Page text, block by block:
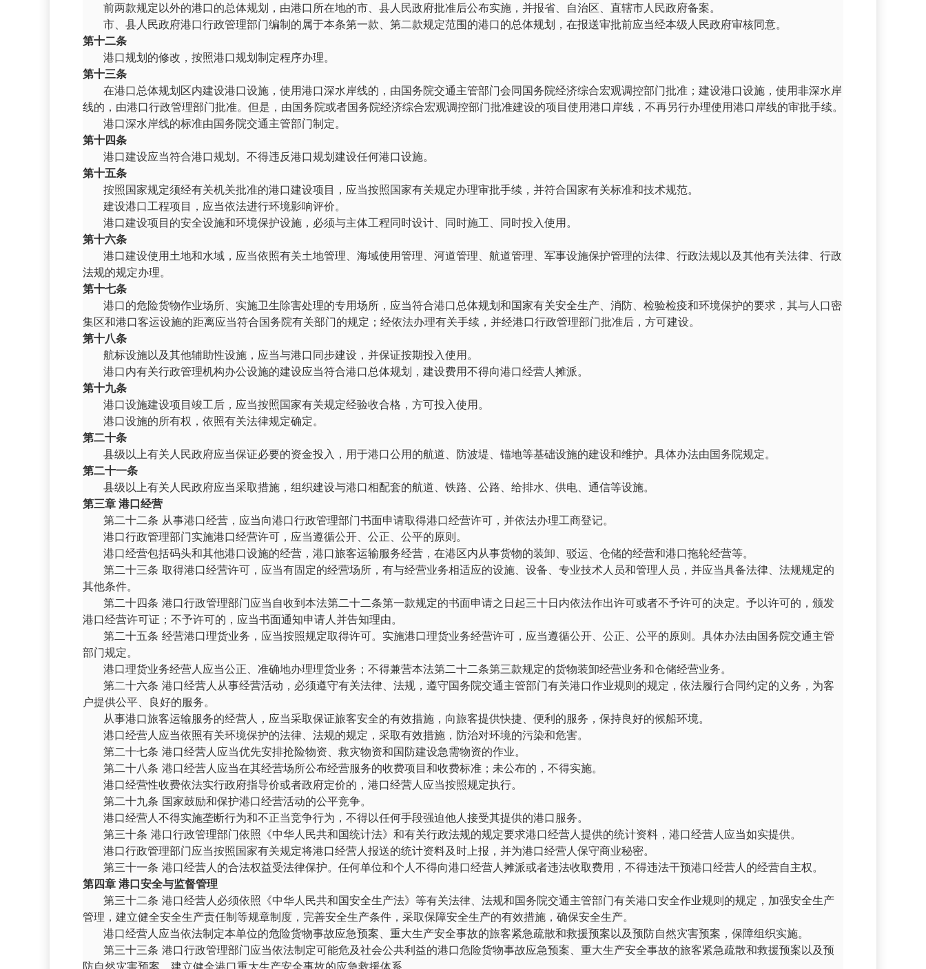
前两款规定以外的港口的总体规划，由港口所在地的市、县人民政府批准后公布实施，并报省、自治区、直辖市人民政府备案。
市、县人民政府港口行政管理部门编制的属于本条第一款、第二款规定范围的港口的总体规划，在报送审批前应当经本级人民政府审核同意。
第十二条
港口规划的修改，按照港口规划制定程序办理。
第十三条
在港口总体规划区内建设港口设施，使用港口深水岸线的，由国务院交通主管部门会同国务院经济综合宏观调控部门批准；建设港口设施，使用非深水岸
线的，由港口行政管理部门批准。但是，由国务院或者国务院经济综合宏观调控部门批准建设的项目使用港口岸线，不再另行办理使用港口岸线的审批手续。
港口深水岸线的标准由国务院交通主管部门制定。
第十四条
港口建设应当符合港口规划。不得违反港口规划建设任何港口设施。
第十五条
按照国家规定须经有关机关批准的港口建设项目，应当按照国家有关规定办理审批手续，并符合国家有关标准和技术规范。
建设港口工程项目，应当依法进行环境影响评价。
港口建设项目的安全设施和环境保护设施，必须与主体工程同时设计、同时施工、同时投入使用。
第十六条
港口建设使用土地和水域，应当依照有关土地管理、海域使用管理、河道管理、航道管理、军事设施保护管理的法律、行政法规以及其他有关法律、行政
法规的规定办理。
第十七条
港口的危险货物作业场所、实施卫生除害处理的专用场所，应当符合港口总体规划和国家有关安全生产、消防、检验检疫和环境保护的要求，其与人口密
集区和港口客运设施的距离应当符合国务院有关部门的规定；经依法办理有关手续，并经港口行政管理部门批准后，方可建设。
第十八条
航标设施以及其他辅助性设施，应当与港口同步建设，并保证按期投入使用。
港口内有关行政管理机构办公设施的建设应当符合港口总体规划，建设费用不得向港口经营人摊派。
第十九条
港口设施建设项目竣工后，应当按照国家有关规定经验收合格，方可投入使用。
港口设施的所有权，依照有关法律规定确定。
第二十条
县级以上有关人民政府应当保证必要的资金投入，用于港口公用的航道、防波堤、锚地等基础设施的建设和维护。具体办法由国务院规定。
第二十一条
县级以上有关人民政府应当采取措施，组织建设与港口相配套的航道、铁路、公路、给排水、供电、通信等设施。
第三章 港口经营
第二十二条 从事港口经营，应当向港口行政管理部门书面申请取得港口经营许可，并依法办理工商登记。
港口行政管理部门实施港口经营许可，应当遵循公开、公正、公平的原则。
港口经营包括码头和其他港口设施的经营，港口旅客运输服务经营，在港区内从事货物的装卸、驳运、仓储的经营和港口拖轮经营等。
第二十三条 取得港口经营许可，应当有固定的经营场所，有与经营业务相适应的设施、设备、专业技术人员和管理人员，并应当具备法律、法规规定的
其他条件。
第二十四条 港口行政管理部门应当自收到本法第二十二条第一款规定的书面申请之日起三十日内依法作出许可或者不予许可的决定。予以许可的，颁发
港口经营许可证；不予许可的，应当书面通知申请人并告知理由。
第二十五条 经营港口理货业务，应当按照规定取得许可。实施港口理货业务经营许可，应当遵循公开、公正、公平的原则。具体办法由国务院交通主管
部门规定。
港口理货业务经营人应当公正、准确地办理理货业务；不得兼营本法第二十二条第三款规定的货物装卸经营业务和仓储经营业务。
第二十六条 港口经营人从事经营活动，必须遵守有关法律、法规，遵守国务院交通主管部门有关港口作业规则的规定，依法履行合同约定的义务，为客
户提供公平、良好的服务。
从事港口旅客运输服务的经营人，应当采取保证旅客安全的有效措施，向旅客提供快捷、便利的服务，保持良好的候船环境。
港口经营人应当依照有关环境保护的法律、法规的规定，采取有效措施，防治对环境的污染和危害。
第二十七条 港口经营人应当优先安排抢险物资、救灾物资和国防建设急需物资的作业。
第二十八条 港口经营人应当在其经营场所公布经营服务的收费项目和收费标准；未公布的，不得实施。
港口经营性收费依法实行政府指导价或者政府定价的，港口经营人应当按照规定执行。
第二十九条 国家鼓励和保护港口经营活动的公平竞争。
港口经营人不得实施垄断行为和不正当竞争行为，不得以任何手段强迫他人接受其提供的港口服务。
第三十条 港口行政管理部门依照《中华人民共和国统计法》和有关行政法规的规定要求港口经营人提供的统计资料，港口经营人应当如实提供。
港口行政管理部门应当按照国家有关规定将港口经营人报送的统计资料及时上报，并为港口经营人保守商业秘密。
第三十一条 港口经营人的合法权益受法律保护。任何单位和个人不得向港口经营人摊派或者违法收取费用，不得违法干预港口经营人的经营自主权。
第四章 港口安全与监督管理
第三十二条 港口经营人必须依照《中华人民共和国安全生产法》等有关法律、法规和国务院交通主管部门有关港口安全作业规则的规定，加强安全生产
管理，建立健全安全生产责任制等规章制度，完善安全生产条件，采取保障安全生产的有效措施，确保安全生产。
港口经营人应当依法制定本单位的危险货物事故应急预案、重大生产安全事故的旅客紧急疏散和救援预案以及预防自然灾害预案，保障组织实施。
第三十三条 港口行政管理部门应当依法制定可能危及社会公共利益的港口危险货物事故应急预案、重大生产安全事故的旅客紧急疏散和救援预案以及预
防自然灾害预案，建立健全港口重大生产安全事故的应急救援体系。